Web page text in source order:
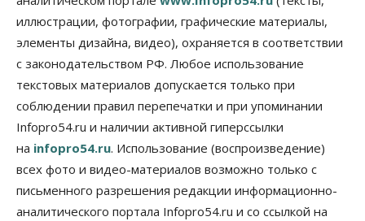
иллюстрации, фотографии, графические материалы,
элементы дизайна, видео), охраняется в соответствии
с законодательством РФ. Любое использование
текстовых материалов допускается только при
соблюдении правил перепечатки и при упоминании
Infopro54.ru и наличии активной гиперссылки
на infopro54.ru. Использование (воспроизведение)
всех фото и видео-материалов возможно только с
письменного разрешения редакции информационно-
аналитического портала Infopro54.ru и со ссылкой на